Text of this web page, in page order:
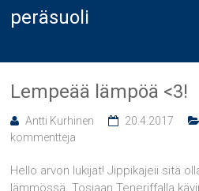
peräsuoli
Lempeää lämpöä <3!
Antti Kurhinen 20.4.2017
kommentteja
Hello arvon lukijat! Jippikajeii sitä
lämmössä. Tosiaan Teneriffalla